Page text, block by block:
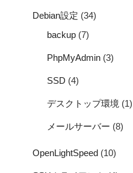
Debian設定 (34)
backup (7)
PhpMyAdmin (3)
SSD (4)
デスクトップ環境 (1)
メールサーバー (8)
OpenLightSpeed (10)